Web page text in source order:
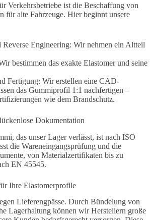
Verkehrsbetriebe ist die Beschaffung von
für alte Fahrzeuge. Hier beginnt unsere
Reverse Engineering: Wir nehmen ein Altteil
bestimmen das exakte Elastomer und seine
Fertigung: Wir erstellen eine CAD-
das Gummiprofil 1:1 nachfertigen –
wie dem Brandschutz.
Dokumentation
das unser Lager verlässt, ist nach ISO
die Wareneingangsprüfung und die
von Materialzertifikaten bis zu
EN 45545.
Ihre Elastomerprofile
Lieferengpässe. Durch Bündelung von
Lagerhaltung können wir Herstellern große